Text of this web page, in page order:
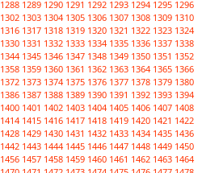
1288 1289 1290 1291 1292 1293 1294 1295 1296
1302 1303 1304 1305 1306 1307 1308 1309 1310
1316 1317 1318 1319 1320 1321 1322 1323 1324
1330 1331 1332 1333 1334 1335 1336 1337 1338
1344 1345 1346 1347 1348 1349 1350 1351 1352
1358 1359 1360 1361 1362 1363 1364 1365 1366
1372 1373 1374 1375 1376 1377 1378 1379 1380
1386 1387 1388 1389 1390 1391 1392 1393 1394
1400 1401 1402 1403 1404 1405 1406 1407 1408
1414 1415 1416 1417 1418 1419 1420 1421 1422
1428 1429 1430 1431 1432 1433 1434 1435 1436
1442 1443 1444 1445 1446 1447 1448 1449 1450
1456 1457 1458 1459 1460 1461 1462 1463 1464